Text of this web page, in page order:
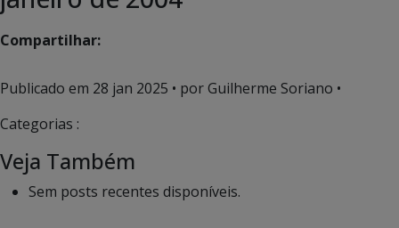
Compartilhar:
Publicado em 28 jan 2025 • por Guilherme Soriano •
Categorias :
Veja Também
Sem posts recentes disponíveis.